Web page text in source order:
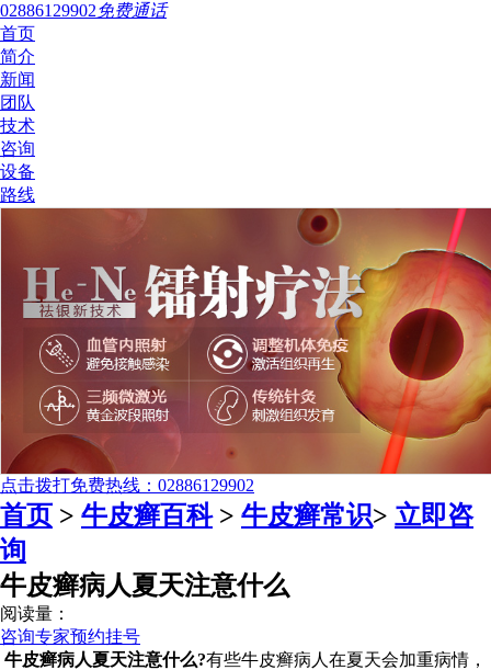
02886129902免费通话
首页
简介
新闻
团队
技术
咨询
设备
路线
点击拨打免费热线：02886129902
首页 > 牛皮癣百科> 牛皮癣常识> 立即咨
询
牛皮癣病人夏天注意什么
阅读量：
咨询专家预约挂号
牛皮癣病人夏天注意什么?有些牛皮癣病人在夏天会加重病情，